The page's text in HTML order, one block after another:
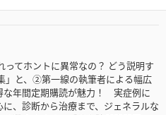
ホントに異常なの？ どう説明す
」と、②第一線の執筆者による幅広
年間定期購読が魅力！ 実症例に
、診断から治療まで、ジェネラルな